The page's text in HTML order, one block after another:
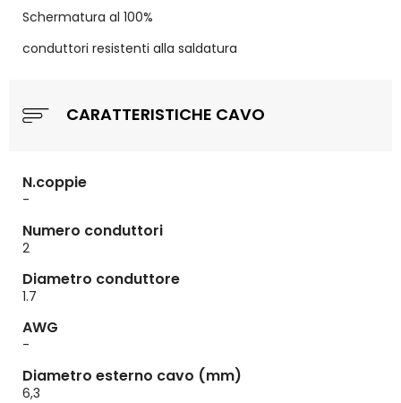
Schermatura al 100%
conduttori resistenti alla saldatura
CARATTERISTICHE CAVO
N.coppie
-
Numero conduttori
2
Diametro conduttore
1.7
AWG
-
Diametro esterno cavo (mm)
6,3